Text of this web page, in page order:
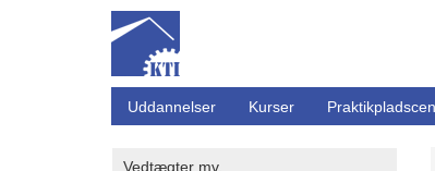
Uddannelser Kurser
Vedtægter mv.